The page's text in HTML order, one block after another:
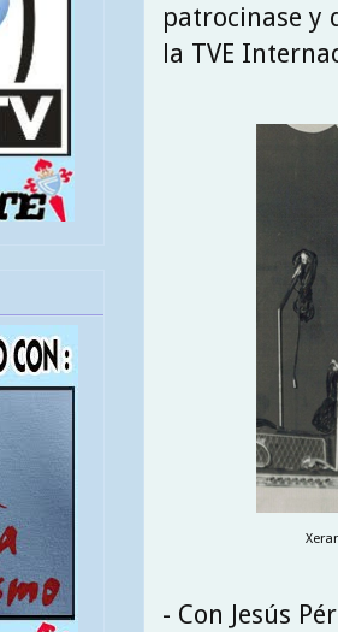
patrocinase y
la TVE
- Con Jesús